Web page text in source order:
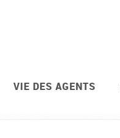
VIE DES AGENTS